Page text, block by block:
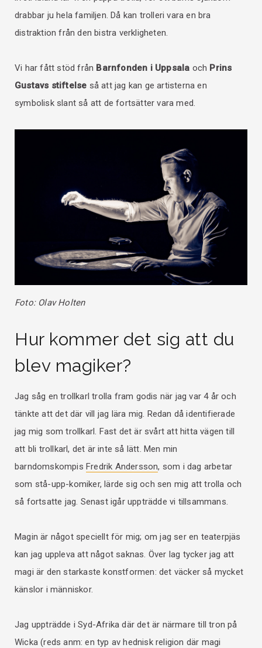
drabbar ju hela familjen. Då kan trolleri vara en bra
distraktion från den bistra verkligheten.
Vi har fått stöd från Barnfonden i Uppsala och Prins
Gustavs stiftelse så att jag kan ge artisterna en
symbolisk slant så att de fortsätter vara med.
Foto: Olav Holten
Hur kommer det sig att du
blev magiker?
Jag såg en trollkarl trolla fram godis när jag var 4 år och
tänkte att det där vill jag lära mig. Redan då identifierade
jag mig som trollkarl. Fast det är svårt att hitta vägen till
att bli trollkarl, det är inte så lätt. Men min
barndomskompis Fredrik Andersson, som i dag arbetar
som stå-upp-komiker, lärde sig och sen mig att trolla och
så fortsatte jag. Senast igår uppträdde vi tillsammans.
Magin är något speciellt för mig; om jag ser en teaterpjäs
kan jag uppleva att något saknas. Över lag tycker jag att
magi är den starkaste konstformen: det väcker så mycket
känslor i människor.
Jag uppträdde i Syd-Afrika där det är närmare till tron på
Wicka (reds anm: en typ av hednisk religion där magi